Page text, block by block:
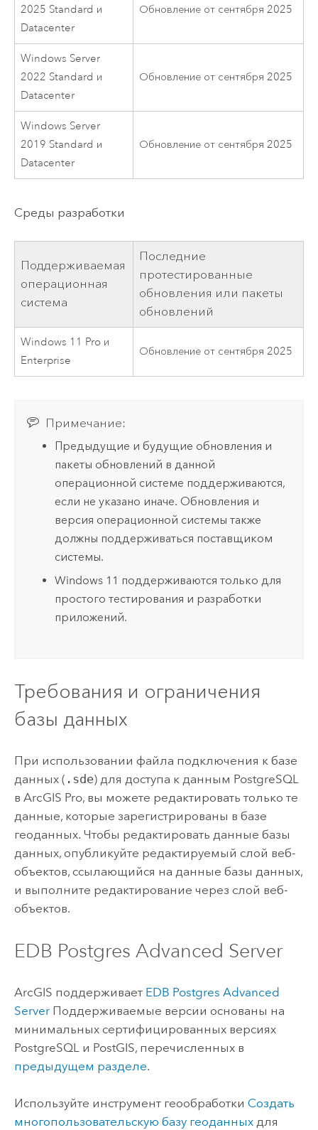
2025 Standard и
Datacenter
Обновление от сентября 2025
Windows Server
2022 Standard и
Datacenter
Обновление от сентября 2025
Windows Server
2019 Standard и
Datacenter
Обновление от сентября 2025
Среды разработки
Поддерживаемая
операционная
система
Последние
протестированные
обновления или пакеты
обновлений
Windows 11 Pro и
Enterprise
Обновление от сентября 2025
Примечание:
Предыдущие и будущие обновления и
пакеты обновлений в данной
операционной системе поддерживаются,
если не указано иначе. Обновления и
версия операционной системы также
должны поддерживаться поставщиком
системы.
Windows11 поддерживаются только для
простого тестирования и разработки
приложений.
Требования и ограничения
базы данных
При использовании файла подключения к базе
данных ( .sde) для доступа к данным PostgreSQL
в ArcGIS Pro, вы можете редактировать только те
данные, которые зарегистрированы в базе
геоданных. Чтобы редактировать данные базы
данных, опубликуйте редактируемый слой веб-
объектов, ссылающийся на данные базы данных,
и выполните редактирование через слой веб-
объектов.
EDB Postgres Advanced Server
ArcGIS поддерживает EDB Postgres Advanced
ServerПоддерживаемые версии основаны на
минимальных сертифицированных версиях
PostgreSQL и PostGIS, перечисленных в
предыдущем разделе.
Используйте инструмент геообработки Создать
многопользовательскую базу геоданныхдля